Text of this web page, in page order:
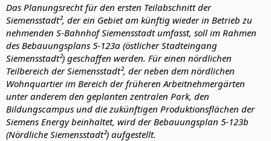
Das Planungsrecht für den ersten Teilabschnitt der
Siemensstadt², der ein Gebiet am künftig wieder in Betrieb zu
nehmenden S-Bahnhof Siemensstadt umfasst, soll im Rahmen
des Bebauungsplans 5‑123a (östlicher Stadteingang
Siemensstadt²) geschaffen werden. Für einen nördlichen
Teilbereich der Siemensstadt², der neben dem nördlichen
Wohnquartier im Bereich der früheren Arbeitnehmergärten
unter anderem den geplanten zentralen Park, den
Bildungscampus und die zukünftigen Produktionsflächen der
Siemens Energy beinhaltet, wird der Bebauungsplan 5‑123b
(Nördliche Siemensstadt²) aufgestellt.